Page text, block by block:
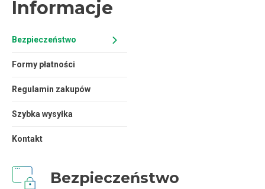
Informacje
Bezpieczeństwo
Formy płatności
Regulamin zakupów
Szybka wysyłka
Kontakt
Bezpieczeństwo